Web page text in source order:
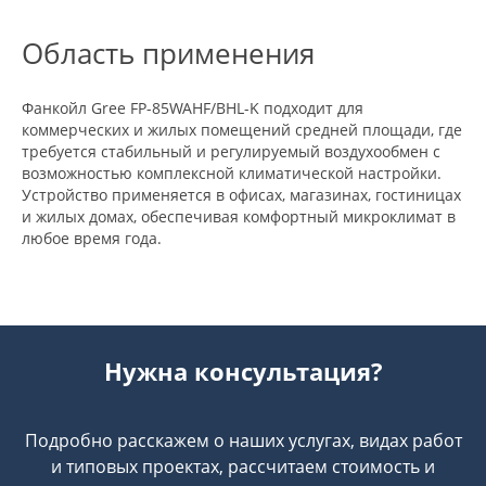
Область применения
Фанкойл Gree FP-85WAHF/BHL-K подходит для
коммерческих и жилых помещений средней площади, где
требуется стабильный и регулируемый воздухообмен с
возможностью комплексной климатической настройки.
Устройство применяется в офисах, магазинах, гостиницах
и жилых домах, обеспечивая комфортный микроклимат в
любое время года.
Нужна консультация?
Подробно расскажем о наших услугах, видах работ
и типовых проектах, рассчитаем стоимость и